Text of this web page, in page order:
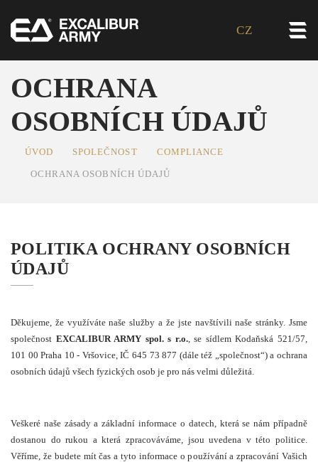
CZ
OCHRANA
OSOBNÍCH ÚDAJŮ
ÚVOD SPOLEČNOST COMPLIANCE
OCHRANA OSOBNÍCH ÚDAJŮ
POLITIKA OCHRANY OSOBNÍCH
ÚDAJŮ
Děkujeme, že využíváte naše služby a že jste navštívili naše stránky. Jsme
společnost EXCALIBUR ARMY spol. s r.o., se sídlem Kodaňská 521/57,
101 00 Praha 10 - Vršovice, IČ 645 73 877 (dále též „společnost“) a ochrana
osobních údajů všech fyzických osob je pro nás velmi důležitá.
Veškeré naše zásady a základní informace o datech, která se nám případně
dostanou do rukou a která zpracováváme, jsou uvedena v této politice.
Věříme, že budete mít čas a tyto informace o používání a zpracování Vašich